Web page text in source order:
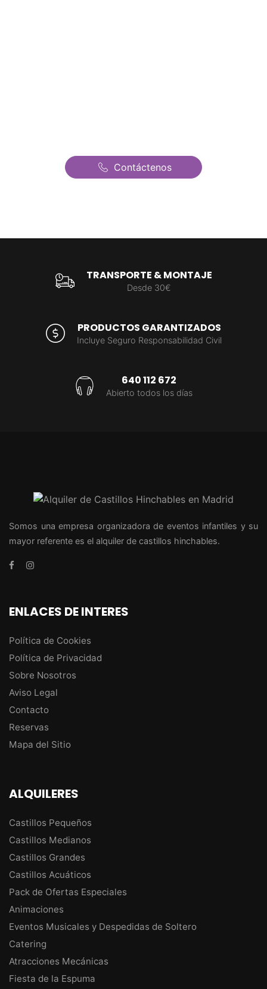
Contáctenos
TRANSPORTE & MONTAJE
Desde 30€
PRODUCTOS GARANTIZADOS
Incluye Seguro Responsabilidad Civil
640 112 672
Abierto todos los días
Somos una empresa organizadora de eventos infantiles y su
mayor referente es el alquiler de castillos hinchables.
ENLACES DE INTERES
Política de Cookies
Política de Privacidad
Sobre Nosotros
Aviso Legal
Contacto
Reservas
Mapa del Sitio
ALQUILERES
Castillos Pequeños
Castillos Medianos
Castillos Grandes
Castillos Acuáticos
Pack de Ofertas Especiales
Animaciones
Eventos Musicales y Despedidas de Soltero
Catering
Atracciones Mecánicas
Fiesta de la Espuma